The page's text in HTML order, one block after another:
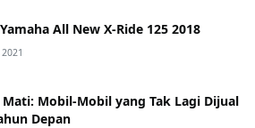
All New X-Ride 125 2018
Mobil-Mobil yang Tak Lagi Dijual
Depan